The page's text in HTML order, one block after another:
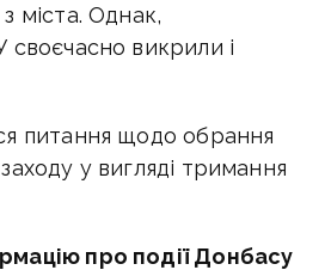
міста. Однак,
своєчасно викрили і
питання щодо обрання
у вигляді тримання
про події Донбасу